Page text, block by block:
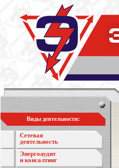
Виды деятельности:
Сетевая
деятельность
Энергоаудит
и консалтинг